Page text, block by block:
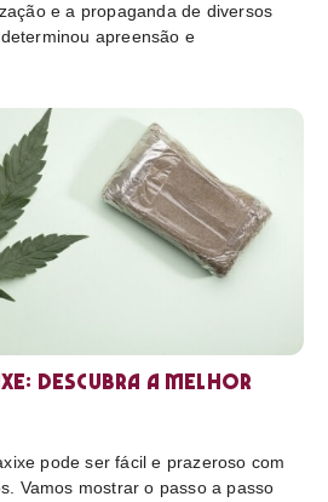
e a propaganda de diversos
apreensão e
Descubra a melhor
pode ser fácil e prazeroso com
Vamos mostrar o passo a passo